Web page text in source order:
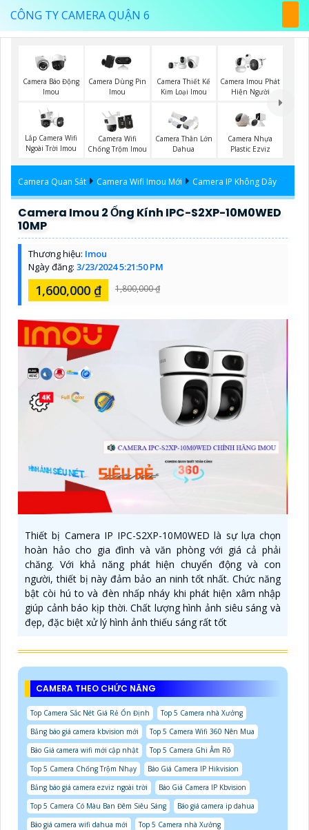
CÔNG TY CAMERA QUẬN 6
Camera Báo Động
Imou
Camera Dùng Pin
Imou
Camera Thiết Kế
Kim Loại Imou
Camera Imou Phát
Hiện Người
Lắp Camera Wifi
Ngoài Trời Imou
Camera Wifi
Chống Trộm Imou
Camera Thân Lớn
Dahua
Camera Nhựa
Plastic Ezviz
Camera Quan Sát Camera Wifi Imou Mới Camera IP Không Dây
Camera Imou 2 Ống Kính IPC-S2XP-10M0WED
10MP
Thương hiệu: Imou
Ngày đăng: 3/23/2024 5:21:50 PM
1,600,000 ₫ 1,800,000 ₫
Thiết bị Camera IP IPC-S2XP-10M0WED là sự lựa chọn
hoàn hảo cho gia đình và văn phòng với giá cả phải
chăng. Với khả năng phát hiện chuyển động và con
người, thiết bị này đảm bảo an ninh tốt nhất. Chức năng
bật còi hú to và đèn nhấp nháy khi phát hiện xâm nhập
giúp cảnh báo kịp thời. Chất lượng hình ảnh siêu sáng và
đẹp, đặc biệt xử lý hình ảnh thiếu sáng rất tốt
CAMERA THEO CHỨC NĂNG
Top Camera Sắc Nét Giá Rẻ Ổn Định
Top 5 Camera nhà Xưởng
Bảng báo giá camera kbvision mới
Top 5 Camera Wifi 360 Nên Mua
Báo Giá camera wifi mới cập nhật
Top 5 Camera Ghi Âm Rõ
Top 5 Camera Chống Trộm Nhạy
Báo Giá Camera IP Hikvision
Bảng báo giá camera ezviz ngoài trời
Báo Giá Camera IP Kbvision
Top 5 Camera Có Màu Ban Đêm Siêu Sáng
Báo giá camera ip dahua
Báo giá camera wifi dahua mới
Top 5 Camera nhà Xưởng